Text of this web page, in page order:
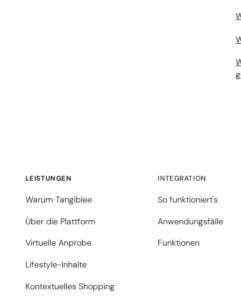
LEISTUNGEN
Warum Tangiblee
Über die Plattform
Virtuelle Anprobe
Lifestyle-Inhalte
Kontextuelles Shopping
INTEGRATION
So funktioniert's
Anwendungsfälle
Funktionen